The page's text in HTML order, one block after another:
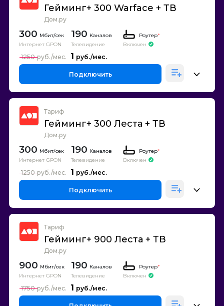
Гейминг+ 300 Warface + ТВ
Дом.ру
300
Интернет GPON
190 Каналов
Телевидение
Роутер*
Включен
1
1250
Подключить
Тариф
Гейминг+ 300 Леста + ТВ
Дом.ру
300
Интернет GPON
190 Каналов
Телевидение
Роутер*
Включен
1
1250
Подключить
Тариф
Гейминг+ 900 Леста + ТВ
Дом.ру
900
Интернет GPON
190 Каналов
Телевидение
Роутер*
Включен
1
1750